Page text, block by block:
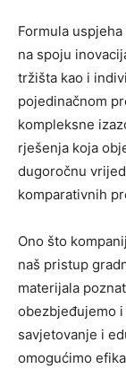
Formula
na spoju
tržišta kao i
pojedinačnom
kompleksne
rješenja koja
dugoročnu
komparativnih
Ono što
naš pristup
materijala
obezbjeđujemo
savjetovanje i
omogućimo